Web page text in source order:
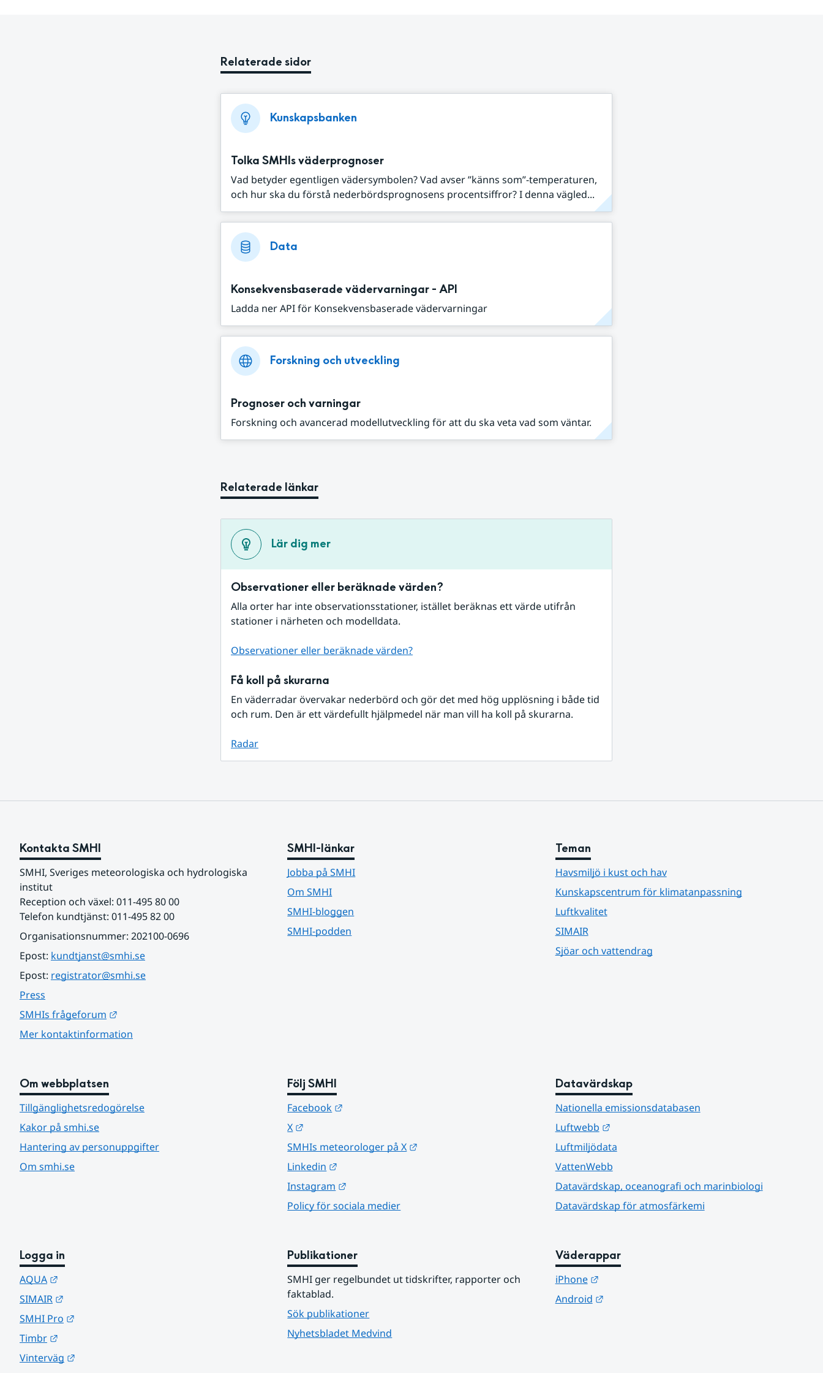
Relaterade sidor
Kunskapsbanken
Tolka SMHIs väderprognoser
Vad betyder egentligen vädersymbolen? Vad avser ”känns som”-temperaturen,
och hur ska du förstå nederbördsprognosens procentsiffror? I denna vägled...
Data
Konsekvensbaserade vädervarningar - API
Ladda ner API för Konsekvensbaserade vädervarningar
Forskning och utveckling
Prognoser och varningar
Forskning och avancerad modellutveckling för att du ska veta vad som väntar.
Relaterade länkar
Lär dig mer
Observationer eller beräknade värden?
Alla orter har inte observationsstationer, istället beräknas ett värde utifrån
stationer i närheten och modelldata.
Observationer eller beräknade värden?
Få koll på skurarna
En väderradar övervakar nederbörd och gör det med hög upplösning i både tid
och rum. Den är ett värdefullt hjälpmedel när man vill ha koll på skurarna.
Radar
Kontakta SMHI
SMHI, Sveriges meteorologiska och hydrologiska
institut
Reception och växel: 011-495 80 00
Telefon kundtjänst: 011-495 82 00
Organisationsnummer: 202100-0696
Epost: kundtjanst@smhi.se
Epost: registrator@smhi.se
Press
SMHIs frågeforum
Mer kontaktinformation
SMHI-länkar
Jobba på SMHI
Om SMHI
SMHI-bloggen
SMHI-podden
Teman
Havsmiljö i kust och hav
Kunskapscentrum för klimatanpassning
Luftkvalitet
SIMAIR
Sjöar och vattendrag
Om webbplatsen
Tillgänglighetsredogörelse
Kakor på smhi.se
Hantering av personuppgifter
Om smhi.se
Följ SMHI
Facebook
X
SMHIs meteorologer på X
Linkedin
Instagram
Policy för sociala medier
Datavärdskap
Nationella emissionsdatabasen
Luftwebb
Länk till annan webbplats.
Luftmiljödata
VattenWebb
Datavärdskap, oceanografi och marinbiologi
Datavärdskap för atmosfärkemi
Logga in
AQUA
SIMAIR
SMHI Pro
Timbr
Vinterväg
Publikationer
SMHI ger regelbundet ut tidskrifter, rapporter och
faktablad.
Sök publikationer
Nyhetsbladet Medvind
Väderappar
iPhone
Länk till annan webbplats.
Android
Länk till annan webbplats.